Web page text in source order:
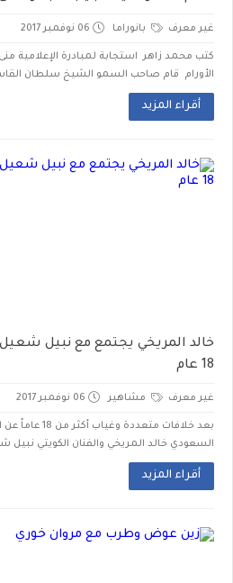
غير معرف بانوراما 06 نوفمبر 2017
كتب محمد زاهر استجابة لمبادرة الإعلامية
الأورام قام صاحب السمو الشيخ سلطان
أقراء المزيد
خالد المريخي يجتمع مع نبيل
18 عام
غير معرف مشاهير 06 نوفمبر 2017
بعد خلافات
السعودي خالد المريخي والفنان الكويتي
أقراء المزيد